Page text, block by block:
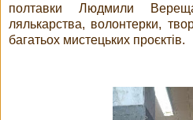
полтавки Людмили
лялькарства, волонтерки,
багатьох мистецьких проєктів.